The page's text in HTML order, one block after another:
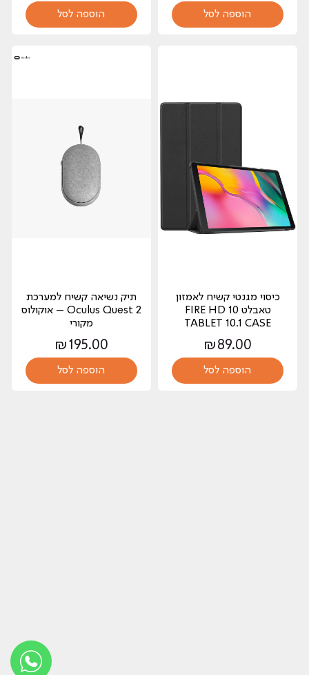
הוספה לסל הוספה לסל
כיסוי מגנטי קשיח לאמזון
טאבלט FIRE HD 10
TABLET 10.1 CASE
₪ 89.00
הוספה לסל
תיק נשיאה קשיח למערכת
Oculus Quest 2 – אוקולוס
מקורי
₪ 195.00
הוספה לסל